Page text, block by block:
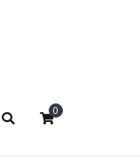
ババ
ストババ
0